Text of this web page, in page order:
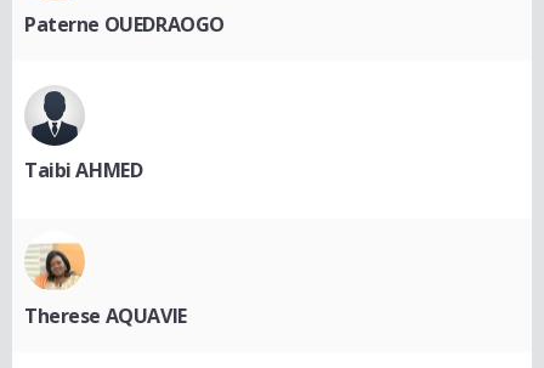
Paterne OUEDRAOGO
Taibi AHMED
Therese AQUAVIE